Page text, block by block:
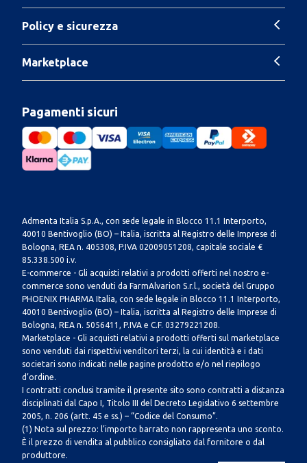
Policy e sicurezza
Marketplace
Pagamenti sicuri
Admenta Italia S.p.A., con sede legale in Blocco 11.1 Interporto,
40010 Bentivoglio (BO) – Italia, iscritta al Registro delle Imprese di
Bologna, REA n. 405308, P.IVA 02009051208, capitale sociale €
85.338.500 i.v.
E-commerce - Gli acquisti relativi a prodotti offerti nel nostro e-
commerce sono venduti da FarmAlvarion S.r.l., società del Gruppo
PHOENIX PHARMA Italia, con sede legale in Blocco 11.1 Interporto,
40010 Bentivoglio (BO) – Italia, iscritta al Registro delle Imprese di
Bologna, REA n. 5056411, P.IVA e C.F. 03279221208.
Marketplace - Gli acquisti relativi a prodotti offerti sul marketplace
sono venduti dai rispettivi venditori terzi, la cui identità e i dati
societari sono indicati nelle pagine prodotto e/o nel riepilogo
d’ordine.
I contratti conclusi tramite il presente sito sono contratti a distanza
disciplinati dal Capo I, Titolo III del Decreto Legislativo 6 settembre
2005, n. 206 (artt. 45 e ss.) – “Codice del Consumo”.
(1) Nota sul prezzo: l’importo barrato non rappresenta uno sconto.
È il prezzo di vendita al pubblico consigliato dal fornitore o dal
produttore.